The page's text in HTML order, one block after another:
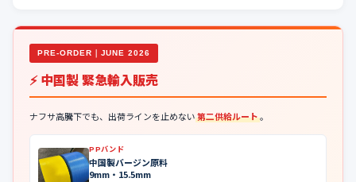
PRE-ORDER｜JUNE 2026
⚡ 中国製 緊急輸入販売
ナフサ高騰下でも、出荷ラインを止めない第二供給ルート。
PPバンド
中国製バージン原料
9mm・15.5mm